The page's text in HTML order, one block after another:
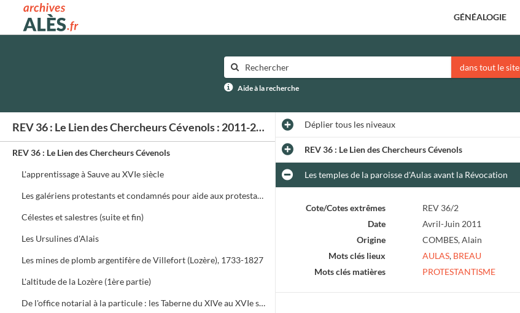
Archives municipales d'Alès GÉNÉALOGIE
dans tout le site
Aide à la recherche
REV 36 : Le Lien des Chercheurs Cévenols : 2011-2023
REV 36 : Le Lien des Chercheurs Cévenols
L'apprentissage à Sauve au XVIe siècle
Les galériens protestants et condamnés pour aide aux protestants 1680-1775 (2ème partie)
Célestes et salestres (suite et fin)
Les Ursulines d'Alais
Les mines de plomb argentifère de Villefort (Lozère), 1733-1827
L'altitude de la Lozère (1ère partie)
De l'office notarial à la particule : les Taberne du XIVe au XVIe siècle (2ème partie)
Dépliertous les niveaux
REV 36 : Le Lien des Chercheurs Cévenols
Les temples de la paroisse d'Aulas avant la Révocation
Cote/Cotes extrêmes
REV 36/2
Date
Avril-Juin 2011
Origine
COMBES, Alain
Mots clés lieux
AULAS, BREAU
Mots clés matières
PROTESTANTISME